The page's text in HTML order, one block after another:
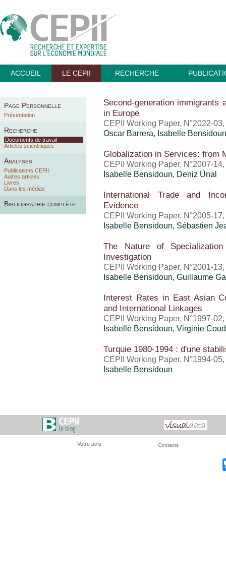
ACCUEIL LE CEPII RECHERCHE
Page Personnelle
Présentation
Recherche
Documents de travail
Articles scientifiques
Analyses
Publications CEPII
Autres articles
Livres
Dans les médias
Bibliographie complète
Second-generation immigrants
in Europe
CEPII Working Paper, N°2022-
Oscar Barrera, Isabelle Bensidoun
Globalization in Services: from
CEPII Working Paper, N°2007-
Isabelle Bensidoun, Deniz Ünal
International Trade and
Evidence
CEPII Working Paper, N°2005-
Isabelle Bensidoun, Sébastien
The Nature of
Investigation
CEPII Working Paper, N°2001-
Isabelle Bensidoun, Guillaume
Interest Rates in East Asian
and International Linkages
CEPII Working Paper, N°1997-
Isabelle Bensidoun, Virginie
Turquie 1980-1994 : d'une
CEPII Working Paper, N°1994-
Isabelle Bensidoun
Votre avis Contacts